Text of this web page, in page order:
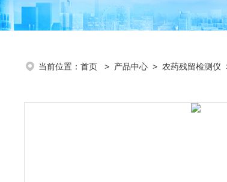
当前位置： 首页 > 产品中心 > 农药残留检测仪